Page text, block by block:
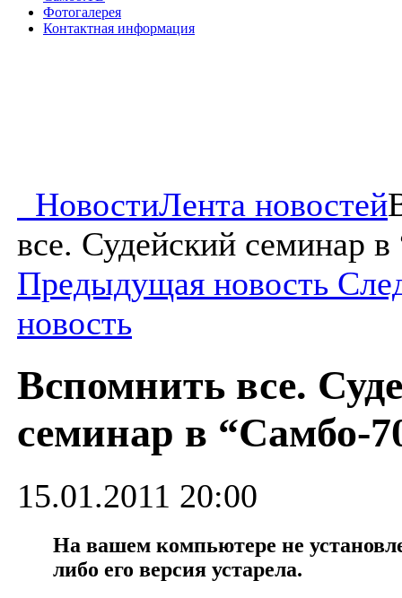
Фотогалерея
Контактная информация
НовостиЛента новостей
все. Судейский семинар
Предыдущая новость
новость
Вспомнить все.
семинар в “Самбо-
15.01.2011 20:00
На вашем компьютере не
либо его версия устарела.